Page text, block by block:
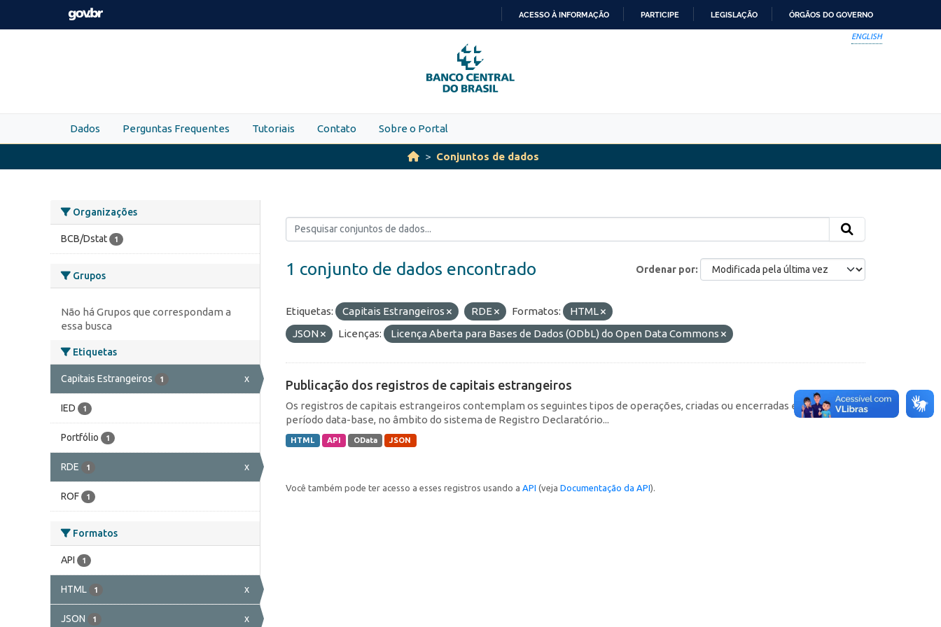
Skip to main content
PARA
O
CONTEÚDO
ACESSO À INFORMAÇÃO PARTICIPE LEGISLAÇÃO ÓRGÃOS DO GOVERNO
ENGLISH
Dados Perguntas Frequentes Tutoriais Contato Sobre o Portal
Conjuntos de dados
Organizações
BCB/Dstat 1
Grupos
Não há Grupos que correspondam a
essa busca
Etiquetas
Capitais Estrangeiros 1 x
IED 1
Portfólio 1
RDE 1 x
ROF 1
Formatos
API 1
HTML 1 x
JSON 1 x
Ordenar por
1 conjunto de dados encontrado
Etiquetas: Capitais Estrangeiros RDE Formatos:
HTML
JSON
Licenças: Licença Aberta para Bases de Dados (ODbL) do Open Data Commons
Publicação dos registros de capitais estrangeiros
Os registros de capitais estrangeiros contemplam os seguintes tipos de operações, criadas ou encerradas em cada
período data-base, no âmbito do sistema de Registro Declaratório...
HTML API OData JSON
Você também pode ter acesso a esses registros usando a API (veja Documentação da API).